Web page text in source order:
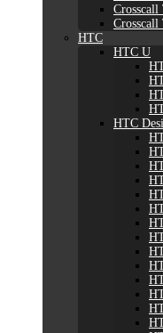
Crosscall
HTC
HTC U
HTC